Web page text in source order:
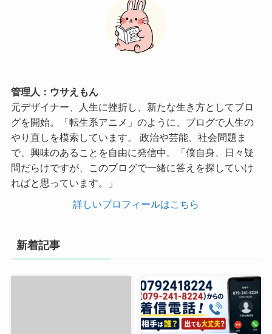
管理人：ウサえもん
元デザイナー、人生に挫折し、新たな生き方としてブロ
グを開始。「転生系アニメ」のように、ブログで人生の
やり直しを模索しています。 政治や芸能、社会問題ま
で、興味のあることを自由に発信中。「僕自身、日々疑
問だらけですが、このブログで一緒に答えを探していけ
ればと思っています。」
詳しいプロフィールはこちら
新着記事